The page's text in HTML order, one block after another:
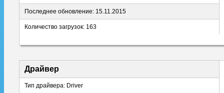
Последнее обновление: 15.11.2015
Количество загрузок: 163
Драйвер
Тип драйвера: Driver